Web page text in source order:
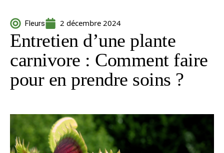
Fleurs 2 décembre 2024
Entretien d’une plante
carnivore : Comment faire
pour en prendre soins ?